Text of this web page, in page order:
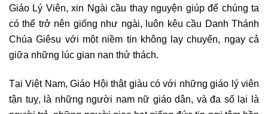
Giáo Lý Viên, xin Ngài cầu thay nguyện giúp để chúng ta
có thể trở nên giống như ngài, luôn kêu cầu Danh Thánh
Chúa Giêsu với một niềm tin không lay chuyển, ngay cả
giữa những lúc gian nan thử thách.
Tại Việt Nam, Giáo Hội thật giàu có với những giáo lý viên
tận tuỵ, là những người nam nữ giáo dân, và đa số lại là